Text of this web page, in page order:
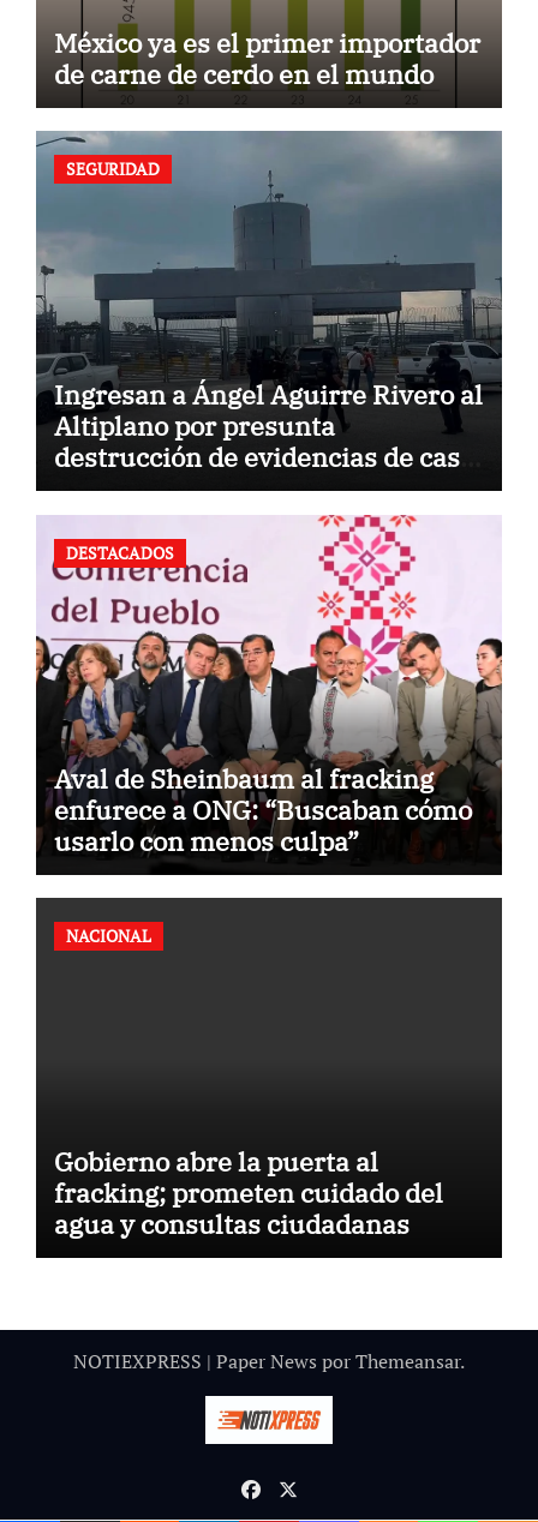
México ya es el primer importador
de carne de cerdo en el mundo
SEGURIDAD
Ingresan a Ángel Aguirre Rivero al
Altiplano por presunta
destrucción de evidencias de caso
Ayotzinapa
DESTACADOS
Aval de Sheinbaum al fracking
enfurece a ONG: “Buscaban cómo
usarlo con menos culpa”
NACIONAL
Gobierno abre la puerta al
fracking; prometen cuidado del
agua y consultas ciudadanas
NOTIEXPRESS | Paper News porThemeansar.